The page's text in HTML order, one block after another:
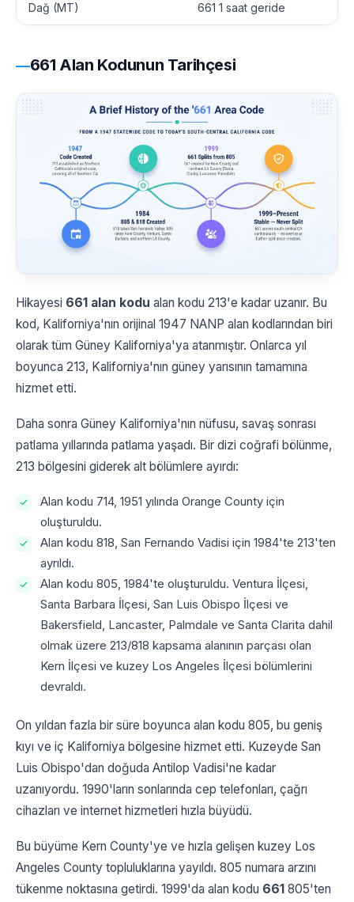
Dağ (MT) 661 1 saat geride
661 Alan Kodunun Tarihçesi
Hikayesi 661 alan kodu alan kodu 213'e kadar uzanır. Bu
kod, Kaliforniya'nın orijinal 1947 NANP alan kodlarından biri
olarak tüm Güney Kaliforniya'ya atanmıştır. Onlarca yıl
boyunca 213, Kaliforniya'nın güney yarısının tamamına
hizmet etti.
Daha sonra Güney Kaliforniya'nın nüfusu, savaş sonrası
patlama yıllarında patlama yaşadı. Bir dizi coğrafi bölünme,
213 bölgesini giderek alt bölümlere ayırdı:
Alan kodu 714, 1951 yılında Orange County için
oluşturuldu.
Alan kodu 818, San Fernando Vadisi için 1984'te 213'ten
ayrıldı.
Alan kodu 805, 1984'te oluşturuldu. Ventura İlçesi,
Santa Barbara İlçesi, San Luis Obispo İlçesi ve
Bakersfield, Lancaster, Palmdale ve Santa Clarita dahil
olmak üzere 213/818 kapsama alanının parçası olan
Kern İlçesi ve kuzey Los Angeles İlçesi bölümlerini
devraldı.
On yıldan fazla bir süre boyunca alan kodu 805, bu geniş
kıyı ve iç Kaliforniya bölgesine hizmet etti. Kuzeyde San
Luis Obispo'dan doğuda Antilop Vadisi'ne kadar
uzanıyordu. 1990'ların sonlarında cep telefonları, çağrı
cihazları ve internet hizmetleri hızla büyüdü.
Bu büyüme Kern County'ye ve hızla gelişen kuzey Los
Angeles County topluluklarına yayıldı. 805 numara arzını
tükenme noktasına getirdi. 1999'da alan kodu 661 805'ten